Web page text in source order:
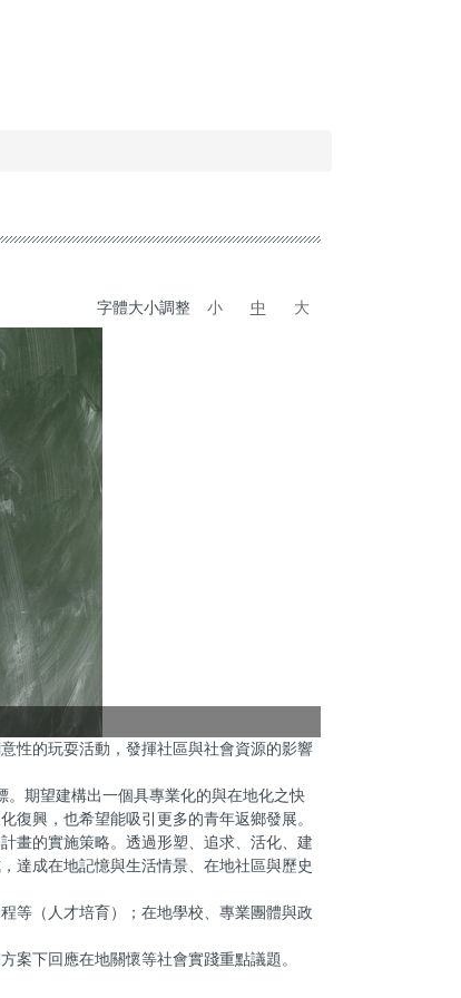
字體大小調整 小 中 大
性的玩耍活動，發揮社區與社會資源的影響
期望建構出一個具專業化的與在地化之快
復興，也希望能吸引更多的青年返鄉發展。
畫的實施策略。透過形塑、追求、活化、建
達成在地記憶與生活情景、在地社區與歷史
等（人才培育）；在地學校、專業團體與政
案下回應在地關懷等社會實踐重點議題。